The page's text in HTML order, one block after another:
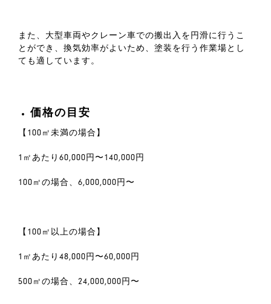
また、大型車両やクレーン車での搬出入を円滑に行うこ
とができ、換気効率がよいため、塗装を行う作業場とし
ても適しています。
価格の目安
【100㎡未満の場合】
1㎡あたり60,000円〜140,000円
100㎡の場合、6,000,000円〜
【100㎡以上の場合】
1㎡あたり48,000円〜60,000円
500㎡の場合、24,000,000円〜